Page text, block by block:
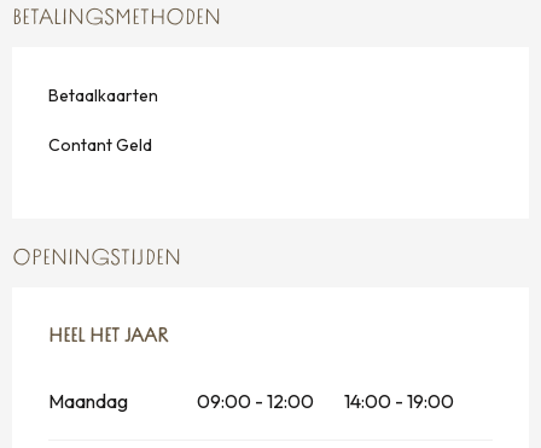
BETALINGSMETHODEN
Betaalkaarten
Contant Geld
OPENINGSTIJDEN
HEEL HET JAAR
HEEL HET JAAR
Maandag 09:00 - 12:00 14:00 - 19:00